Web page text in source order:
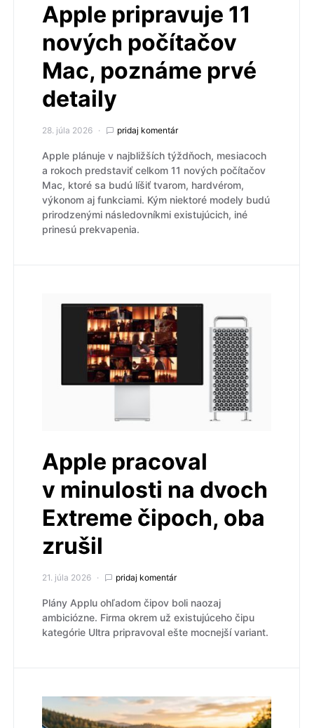
Apple pripravuje 11
nových počítačov
Mac, poznáme prvé
detaily
28. júla 2026 pridaj komentár
Apple plánuje v najbližších týždňoch, mesiacoch
a rokoch predstaviť celkom 11 nových počítačov
Mac, ktoré sa budú líšiť tvarom, hardvérom,
výkonom aj funkciami. Kým niektoré modely budú
prirodzenými následovníkmi existujúcich, iné
prinesú prekvapenia.
Apple pracoval
v minulosti na dvoch
Extreme čipoch, oba
zrušil
21. júla 2026 pridaj komentár
Plány Applu ohľadom čipov boli naozaj
ambiciózne. Firma okrem už existujúceho čipu
kategórie Ultra pripravoval ešte mocnejší variant.